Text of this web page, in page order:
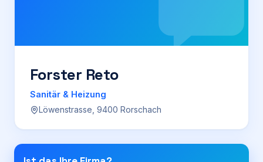
Preise
Für Firmen
Login
Forster Reto
Sanitär & Heizung
Löwenstrasse, 9400 Rorschach